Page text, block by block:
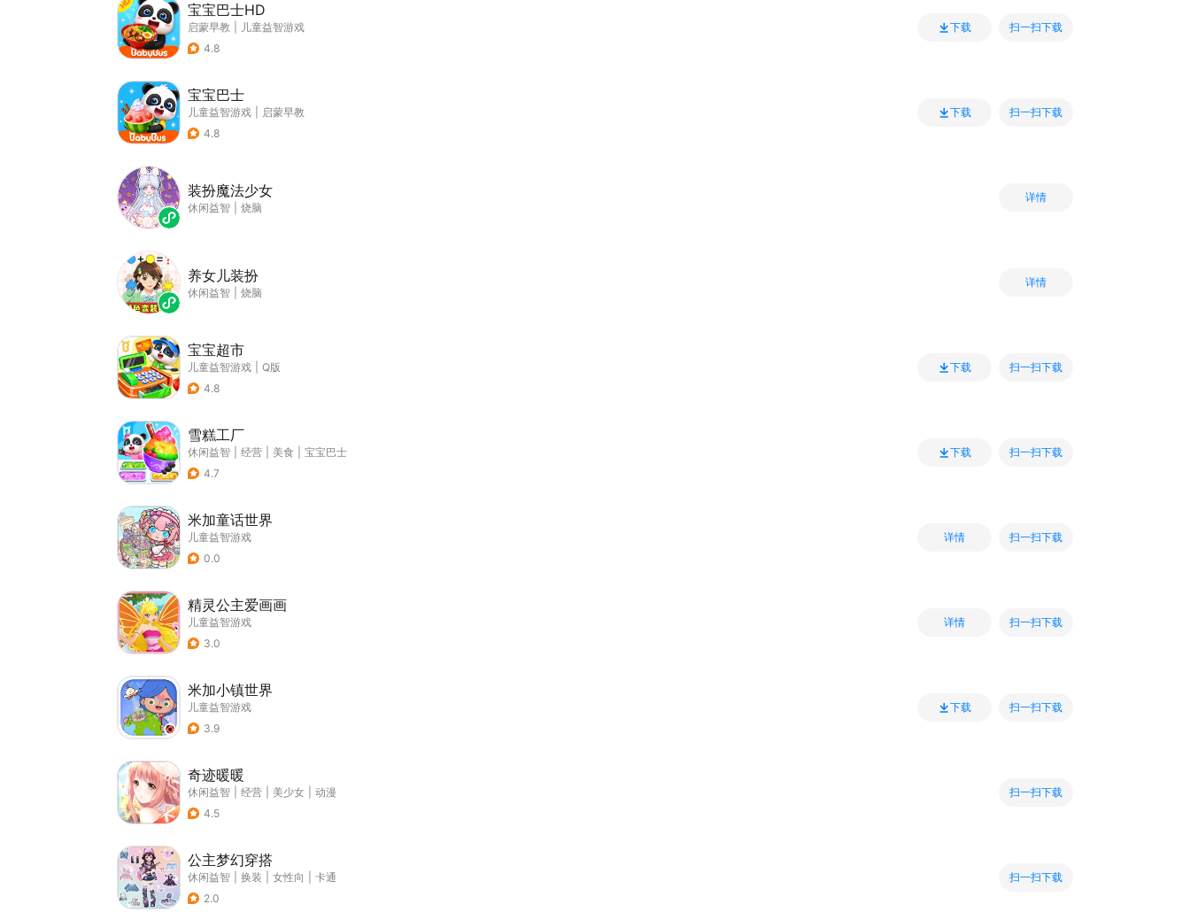
宝宝巴士HD
启蒙早教
儿童益智游戏
4.8
下载 扫一扫下载
宝宝巴士
儿童益智游戏
启蒙早教
4.8
下载 扫一扫下载
装扮魔法少女
休闲益智 烧脑
详情
养女儿装扮
休闲益智 烧脑
详情
宝宝超市
儿童益智游戏
Q版
4.8
下载 扫一扫下载
雪糕工厂
休闲益智 经营 美食
宝宝巴士
4.7
下载 扫一扫下载
米加童话世界
儿童益智游戏
0.0
详情 扫一扫下载
精灵公主爱画画
儿童益智游戏
3.0
详情 扫一扫下载
米加小镇世界
儿童益智游戏
3.9
下载 扫一扫下载
奇迹暖暖
休闲益智 经营 美少女
动漫
4.5
扫一扫下载
公主梦幻穿搭
休闲益智 换装 女性向
卡通
2.0
扫一扫下载